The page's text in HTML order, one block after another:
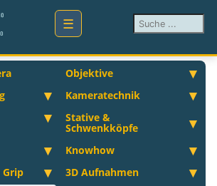
Suchen ...
Objektive
Kameratechnik
Stative &
Schwenkköpfe
Knowhow
Grip
3D Aufnahmen